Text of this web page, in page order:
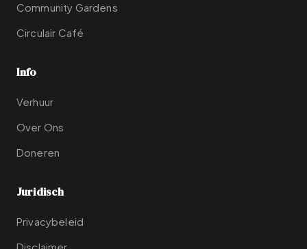
Community Gardens
Circulair Café
Info
Verhuur
Over Ons
Doneren
Juridisch
Privacybeleid